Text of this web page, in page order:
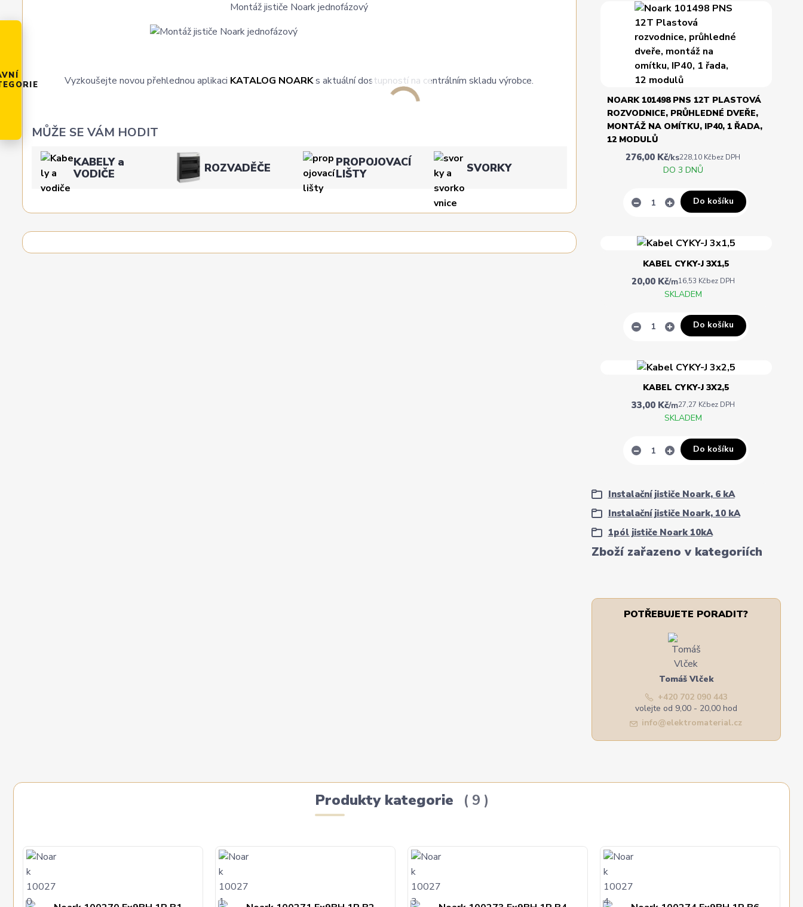
Montáž jističe Noark jednofázový
Vyzkoušejte novou přehlednou aplikaci KATALOG NOARKs aktuální dostupností na centrálním skladu výrobce.
MŮŽE SE VÁM HODIT
KABELY a
VODIČE
ROZVADĚČE
PROPOJOVACÍ
LIŠTY
SVORKY
Zboží zařazeno v kategoriích
Instalační jističe Noark, 6 kA
Instalační jističe Noark, 10 kA
1pól jističe Noark 10kA
NOARK 101498 PNS 12T PLASTOVÁ
ROZVODNICE, PRŮHLEDNÉ DVEŘE,
MONTÁŽ NA OMÍTKU, IP40, 1 ŘADA,
12 MODULŮ
276,00 Kč/ks228,10 Kčbez DPH
DO 3 DNŮ
Do košíku
KABEL CYKY-J 3X1,5
20,00 Kč/m16,53 Kčbez DPH
SKLADEM
Do košíku
KABEL CYKY-J 3X2,5
33,00 Kč/m27,27 Kčbez DPH
SKLADEM
Do košíku
POTŘEBUJETE PORADIT?
Tomáš Vlček
+420 702 090 443
volejte od 9,00 - 20,00 hod
info@elektromaterial.cz
Produkty kategorie 9